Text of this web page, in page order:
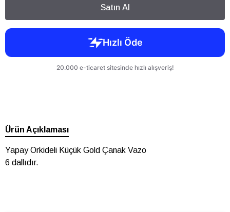
Satın Al
Ürün Açıklaması
Yapay Orkideli Küçük Gold Çanak Vazo
6 dallıdır.